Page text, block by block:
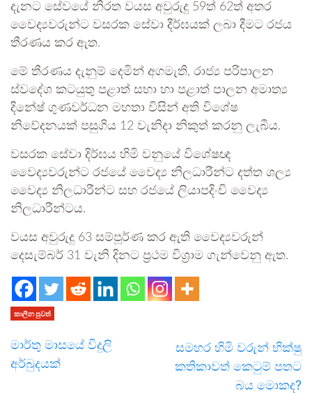
දැනට සේවයේ නිරත වයස අවුරුදු 59ත් 62ත් අතර
වෛද්‍යවරුන්ට වසරක සේවා දීර්ඝයක් ලබා දීමට රජය
තීරණය කර ඇත.
මේ තීරණය දැනුම් දෙමින් අගමැති, රාජ්‍ය පරිපාලන
ස්වදේශ කටයුතු පළාත් සභා හා පළාත් පාලන අමාත්‍ය
දිනේෂ් ගුණවර්ධන මහතා විසින් අති විශේෂ
නිවේදනයක් පසුගිය 12 වැනිදා නිකුත් කරනු ලැබීය.
වසරක සේවා දිර්ඝය හිමි වනුයේ විශේෂඥ
වෛද්‍යවරුන්ට රජයේ වෛද්‍ය නිලධාරීන්ට දත්ත ශල්‍ය
වෛද්‍ය නිලධාරීන්ට සහ රජයේ ලියාපදිංචි වෛද්‍ය
නිලධාරීන්ටය.
වයස අවුරුදු 63 සම්පූර්ණ කර ඇති වෛද්‍යවරුන්
දෙසැම්බර් 31 වැනි දිනට ප්‍රථම විශ්‍රාම ගැන්වෙනු ඇත.
කාලීන පුවත්
මාර්තු මාසයේ විදුලි
අර්බුදයක්
සමහර හිමි වරුන් භික්ෂු
කතිකාවත් කෙටුම් පතට
බය මොකද?